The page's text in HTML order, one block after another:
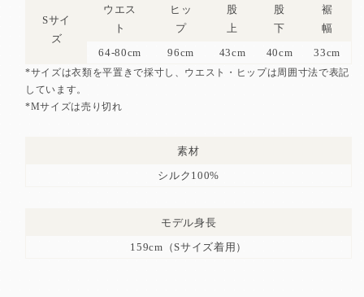
Sサイ
ズ
ウエス
ト
ヒッ
プ
股
上
股
下
裾
幅
64-80cm
96cm 43cm 40cm 33cm
*サイズは衣類を平置きで採寸し、ウエスト・ヒップは周囲寸法で表記
しています。
*Mサイズは売り切れ
素材
シルク100%
モデル身長
159cm（Sサイズ着用）